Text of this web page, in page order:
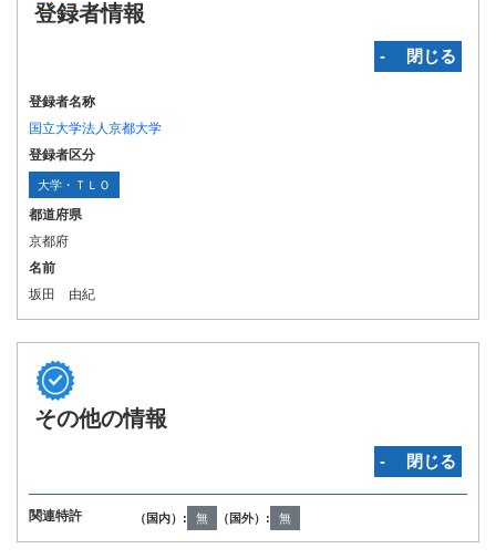
登録者情報
‐ 閉じる
登録者名称
国立大学法人京都大学
登録者区分
大学・ＴＬＯ
都道府県
京都府
名前
坂田 由紀
その他の情報
‐ 閉じる
関連特許 （国内）: 無 （国外）: 無